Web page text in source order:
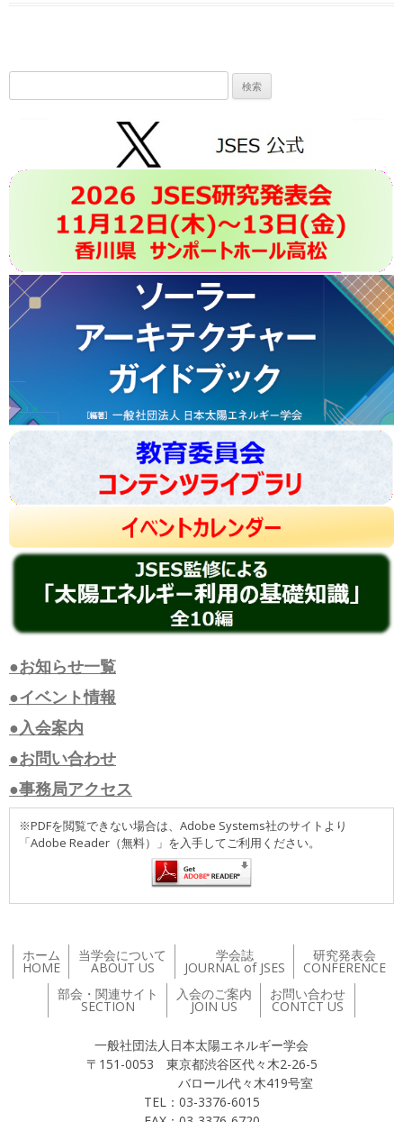
索:
●お知らせ一覧
●イベント情報
●入会案内
●お問い合わせ
●事務局アクセス
※PDFを閲覧できない場合は、Adobe Systems社のサイトより
「Adobe Reader（無料）」を入手してご利用ください。
ホーム
HOME
当学会について
ABOUT US
学会誌
JOURNAL of JSES
研究発表会
CONFERENCE
部会・関連サイト
SECTION
入会のご案内
JOIN US
お問い合わせ
CONTCT US
一般社団法人日本太陽エネルギー学会
〒151-0053 東京都渋谷区代々木2-26-5
バロール代々木419号室
TEL：03-3376-6015